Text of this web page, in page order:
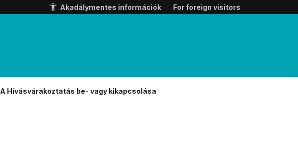
Akadálymentes információk For foreign visitors
A Hívásvárakoztatás be- vagy kikapcsolása